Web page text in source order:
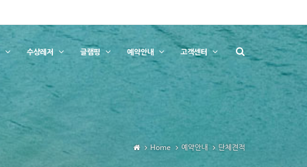
수상레저 글램핑 예약안내 고객센터
Home 예약안내 단체견적